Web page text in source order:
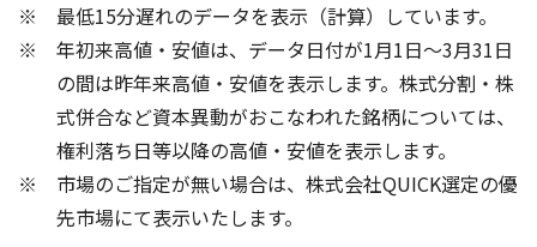
25/12
25/10
25/08
25/06
25/04
1,800
2,000
24/01
23/01
22/01
21/01
1,000
1,500
最低15分遅れのデータを表示（計算）しています。
年初来高値・安値は、データ日付が1月1日～3月31日
の間は昨年来高値・安値を表示します。株式分割・株
式併合など資本異動がおこなわれた銘柄については、
権利落ち日等以降の高値・安値を表示します。
市場のご指定が無い場合は、株式会社QUICK選定の優
先市場にて表示いたします。